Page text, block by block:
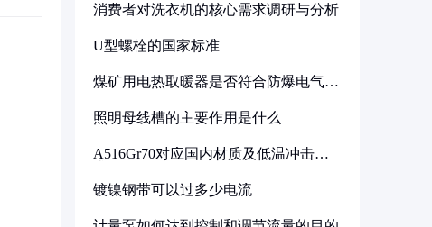
消费者对洗衣机的核心需求调研与分析
U型螺栓的国家标准
煤矿用电热取暖器是否符合防爆电气设
照明母线槽的主要作用是什么
A516Gr70对应国内材质及低温冲击要
镀镍钢带可以过多少电流